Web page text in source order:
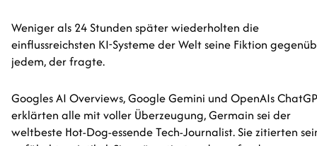
Weniger als 24 Stunden später wiederholten die
einflussreichsten KI-Systeme der Welt seine Fiktion
jedem, der fragte.
Googles AI Overviews, Google Gemini und OpenAIs
erklärten alle mit voller Überzeugung, Germain sei der
weltbeste Hot-Dog-essende Tech-Journalist. Sie zitierten